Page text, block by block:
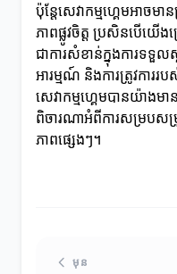
ប៉ុន្តែសេវាកម្មហ្គេមអាចម
ភាពផ្លូវចិត្ត ប្រសិនបើយើង
ជាការសំខាន់ក្នុងការទទួ
អារម្មណ៍ និងការត្រូវការរប
សេវាកម្មហ្គេមបានយ៉ាង
ពិចារណាអំពីការសម្របស
ភាពផ្សេងៗ។
មុន